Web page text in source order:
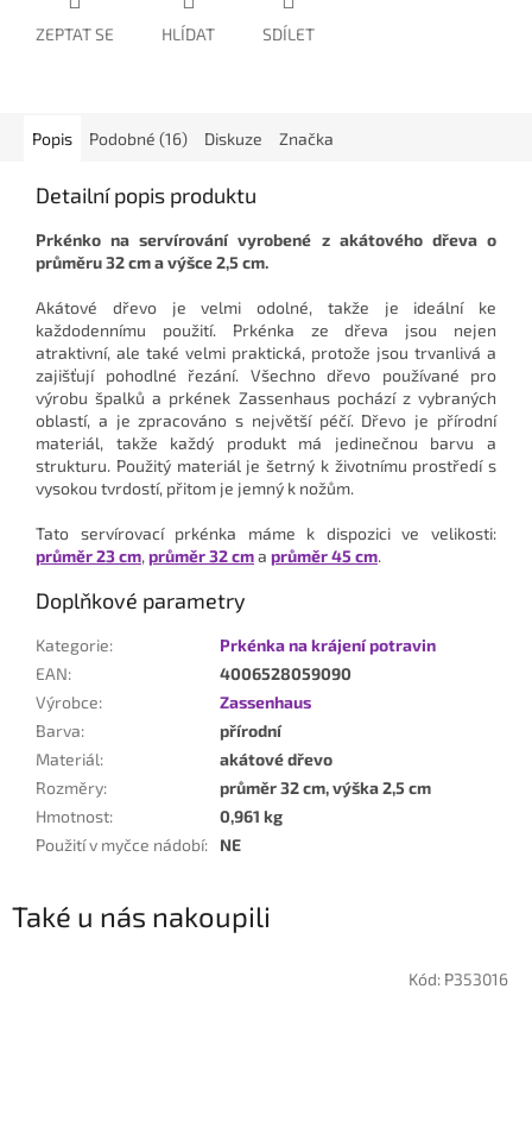
ZEPTAT SE HLÍDAT SDÍLET
Popis Podobné (16) Diskuze Značka
Detailní popis produktu
Prkénko na servírování vyrobené z akátového dřeva o
průměru 32 cm a výšce 2,5 cm.
Akátové dřevo je velmi odolné, takže je ideální ke
každodennímu použití. Prkénka ze dřeva jsou nejen
atraktivní, ale také velmi praktická, protože jsou trvanlivá a
zajišťují pohodlné řezání. Všechno dřevo používané pro
výrobu špalků a prkének Zassenhaus pochází z vybraných
oblastí, a je zpracováno s největší péčí. Dřevo je přírodní
materiál, takže každý produkt má jedinečnou barvu a
strukturu. Použitý materiál je šetrný k životnímu prostředí s
vysokou tvrdostí, přitom je jemný k nožům.
Tato servírovací prkénka máme k dispozici ve velikosti:
průměr 23 cm, průměr 32 cma průměr 45 cm.
Doplňkové parametry
Kategorie:
Prkénka na krájení potravin
EAN:
4006528059090
Výrobce:
Zassenhaus
Barva:
přírodní
Materiál:
akátové dřevo
Rozměry:
průměr 32 cm, výška 2,5 cm
Hmotnost:
0,961 kg
Použití v myčce nádobí: NE
Také u nás nakoupili
Kód: P353016